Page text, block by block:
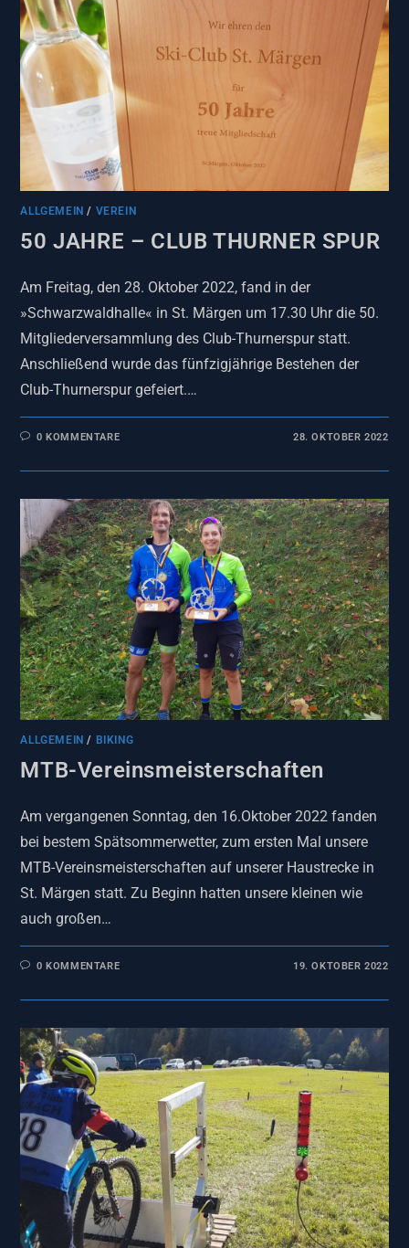
ALLGEMEIN / VEREIN
50 JAHRE – CLUB THURNER SPUR
Am Freitag, den 28. Oktober 2022, fand in der
»Schwarzwaldhalle« in St. Märgen um 17.30 Uhr die 50.
Mitgliederversammlung des Club-Thurnerspur statt.
Anschließend wurde das fünfzigjährige Bestehen der
Club-Thurnerspur gefeiert.…
0 KOMMENTARE 28. OKTOBER 2022
ALLGEMEIN / BIKING
MTB-Vereinsmeisterschaften
Am vergangenen Sonntag, den 16.Oktober 2022 fanden
bei bestem Spätsommerwetter, zum ersten Mal unsere
MTB-Vereinsmeisterschaften auf unserer Haustrecke in
St. Märgen statt. Zu Beginn hatten unsere kleinen wie
auch großen…
0 KOMMENTARE 19. OKTOBER 2022